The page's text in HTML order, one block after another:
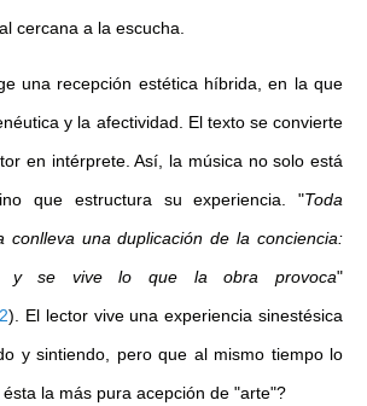
cercana a la escucha.
una recepción estética híbrida, en la que
y la afectividad. El texto se convierte
en intérprete. Así, la música no solo está
que estructura su experiencia. "Toda
conlleva una duplicación de la conciencia:
y se vive lo que la obra provoca"
) . El lector vive una experiencia sinestésica
y sintiendo, pero que al mismo tiempo lo
la más pura acepción de "arte"?